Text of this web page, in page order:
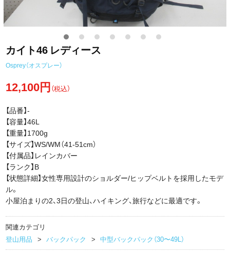
カイト46 レディース
Osprey（オスプレー）
12,100円（税込）
【品番】-
【容量】46L
【重量】1700g
【サイズ】WS/WM（41-51cm）
【付属品】レインカバー
【ランク】B
【状態詳細】女性専用設計のショルダー/ヒップベルトを採用したモデ
ル。
小屋泊まりの2、3日の登山、ハイキング、旅行などに最適です。
関連カテゴリ
登山用品
バックパック 中型バックパック（30〜49L）